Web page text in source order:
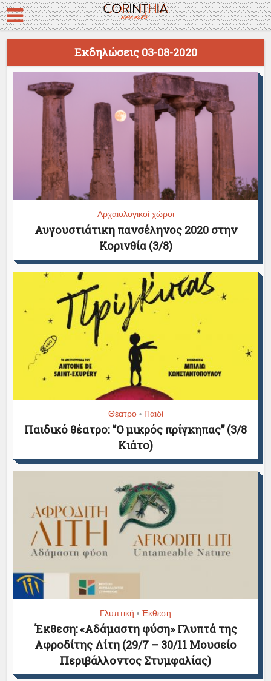
Εκδηλώσεις 03-08-2020
Αρχαιολογικοί χώροι
Αυγουστιάτικη πανσέληνος 2020 στην
Κορινθία (3/8)
Θέατρο • Παιδί
Παιδικό θέατρο: “Ο μικρός πρίγκηπας” (3/8
Κιάτο)
Γλυπτική • Έκθεση
Έκθεση: «Αδάμαστη φύση» Γλυπτά της
Αφροδίτης Λίτη (29/7 – 30/11 Μουσείο
Περιβάλλοντος Στυμφαλίας)